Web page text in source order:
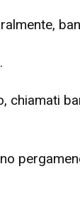
chiamati